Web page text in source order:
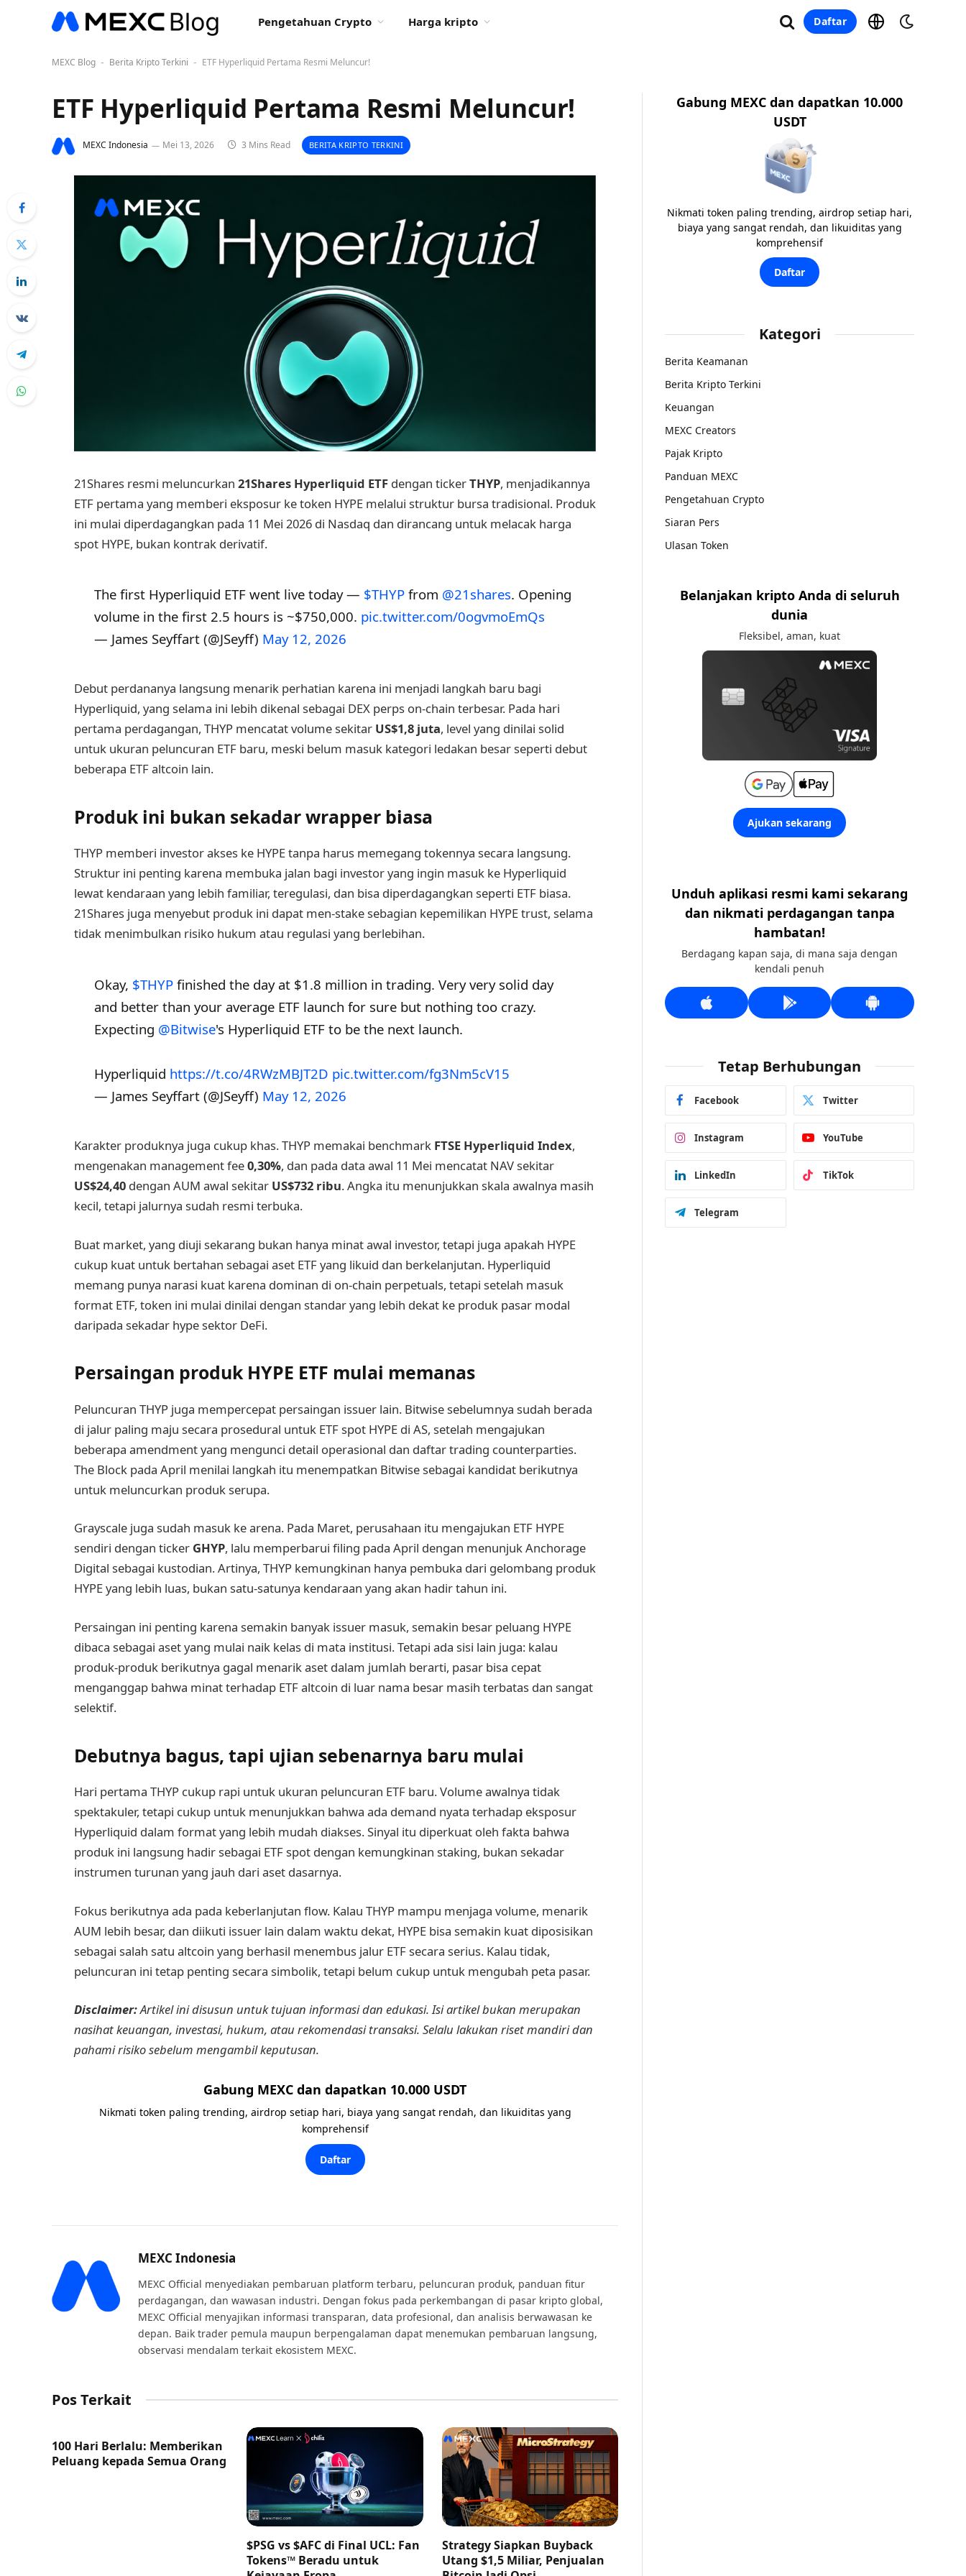
Pengetahuan Crypto Harga kripto Daftar
MEXC Blog - Berita Kripto Terkini - ETF Hyperliquid Pertama Resmi Meluncur!
ETF Hyperliquid Pertama Resmi Meluncur!
MEXC Indonesia Mei 13, 2026 3 Mins Read BERITA KRIPTO TERKINI
21Shares resmi meluncurkan 21Shares Hyperliquid ETF dengan tickerTHYP, menjadikannya
ETF pertama yang memberi eksposur ke token HYPE melalui struktur bursa tradisional. Produk
ini mulai diperdagangkan pada 11 Mei 2026 di Nasdaq dan dirancang untuk melacak harga
spot HYPE, bukan kontrak derivatif.
The first Hyperliquid ETF went live today — $THYPfrom @21shares. Opening
volume in the first 2.5 hours is ~$750,000. pic.twitter.com/0ogvmoEmQs
— James Seyffart (@JSeyff) May 12, 2026
Debut perdananya langsung menarik perhatian karena ini menjadi langkah baru bagi
Hyperliquid, yang selama ini lebih dikenal sebagai DEX perps on-chain terbesar. Pada hari
pertama perdagangan, THYP mencatat volume sekitar US$1,8 juta, level yang dinilai solid
untuk ukuran peluncuran ETF baru, meski belum masuk kategori ledakan besar seperti debut
beberapa ETF altcoin lain.
Produk ini bukan sekadar wrapper biasa
THYP memberi investor akses ke HYPE tanpa harus memegang tokennya secara langsung.
Struktur ini penting karena membuka jalan bagi investor yang ingin masuk ke Hyperliquid
lewat kendaraan yang lebih familiar, teregulasi, dan bisa diperdagangkan seperti ETF biasa.
21Shares juga menyebut produk ini dapat men-stake sebagian kepemilikan HYPE trust, selama
tidak menimbulkan risiko hukum atau regulasi yang berlebihan.
Okay, $THYPfinished the day at $1.8 million in trading. Very very solid day
and better than your average ETF launch for sure but nothing too crazy.
Expecting @Bitwise's Hyperliquid ETF to be the next launch.
Hyperliquid https://t.co/4RWzMBJT2D pic.twitter.com/fg3Nm5cV15
— James Seyffart (@JSeyff) May 12, 2026
Karakter produknya juga cukup khas. THYP memakai benchmark FTSE Hyperliquid Index,
mengenakan management fee0,30%, dan pada data awal 11 Mei mencatat NAV sekitar
US$24,40 dengan AUM awal sekitar US$732 ribu. Angka itu menunjukkan skala awalnya masih
kecil, tetapi jalurnya sudah resmi terbuka.
Buat market, yang diuji sekarang bukan hanya minat awal investor, tetapi juga apakah HYPE
cukup kuat untuk bertahan sebagai aset ETF yang likuid dan berkelanjutan. Hyperliquid
memang punya narasi kuat karena dominan di on-chain perpetuals, tetapi setelah masuk
format ETF, token ini mulai dinilai dengan standar yang lebih dekat ke produk pasar modal
daripada sekadar hype sektor DeFi.
Persaingan produk HYPE ETF mulai memanas
Peluncuran THYP juga mempercepat persaingan issuer lain. Bitwise sebelumnya sudah berada
di jalur paling maju secara prosedural untuk ETF spot HYPE di AS, setelah mengajukan
beberapa amendment yang mengunci detail operasional dan daftar trading counterparties.
The Block pada April menilai langkah itu menempatkan Bitwise sebagai kandidat berikutnya
untuk meluncurkan produk serupa.
Grayscale juga sudah masuk ke arena. Pada Maret, perusahaan itu mengajukan ETF HYPE
sendiri dengan ticker GHYP, lalu memperbarui filing pada April dengan menunjuk Anchorage
Digital sebagai kustodian. Artinya, THYP kemungkinan hanya pembuka dari gelombang produk
HYPE yang lebih luas, bukan satu-satunya kendaraan yang akan hadir tahun ini.
Persaingan ini penting karena semakin banyak issuer masuk, semakin besar peluang HYPE
dibaca sebagai aset yang mulai naik kelas di mata institusi. Tetapi ada sisi lain juga: kalau
produk-produk berikutnya gagal menarik aset dalam jumlah berarti, pasar bisa cepat
menganggap bahwa minat terhadap ETF altcoin di luar nama besar masih terbatas dan sangat
selektif.
Debutnya bagus, tapi ujian sebenarnya baru mulai
Hari pertama THYP cukup rapi untuk ukuran peluncuran ETF baru. Volume awalnya tidak
spektakuler, tetapi cukup untuk menunjukkan bahwa ada demand nyata terhadap eksposur
Hyperliquid dalam format yang lebih mudah diakses. Sinyal itu diperkuat oleh fakta bahwa
produk ini langsung hadir sebagai ETF spot dengan kemungkinan staking, bukan sekadar
instrumen turunan yang jauh dari aset dasarnya.
Fokus berikutnya ada pada keberlanjutan flow. Kalau THYP mampu menjaga volume, menarik
AUM lebih besar, dan diikuti issuer lain dalam waktu dekat, HYPE bisa semakin kuat diposisikan
sebagai salah satu altcoin yang berhasil menembus jalur ETF secara serius. Kalau tidak,
peluncuran ini tetap penting secara simbolik, tetapi belum cukup untuk mengubah peta pasar.
Disclaimer:Artikel ini disusun untuk tujuan informasi dan edukasi. Isi artikel bukan merupakan
nasihat keuangan, investasi, hukum, atau rekomendasi transaksi. Selalu lakukan riset mandiri dan
pahami risiko sebelum mengambil keputusan.
Gabung MEXC dan dapatkan 10.000 USDT
Nikmati token paling trending, airdrop setiap hari, biaya yang sangat rendah, dan likuiditas yang
komprehensif
Daftar
MEXC Indonesia
MEXC Official menyediakan pembaruan platform terbaru, peluncuran produk, panduan fitur
perdagangan, dan wawasan industri. Dengan fokus pada perkembangan di pasar kripto global,
MEXC Official menyajikan informasi transparan, data profesional, dan analisis berwawasan ke
depan. Baik trader pemula maupun berpengalaman dapat menemukan pembaruan langsung,
observasi mendalam terkait ekosistem MEXC.
Pos Terkait
100 Hari Berlalu: Memberikan
Peluang kepada Semua Orang
$PSG vs $AFC di Final UCL: Fan
Tokens™ Beradu untuk
Strategy Siapkan Buyback
Utang $1,5 Miliar, Penjualan
Gabung MEXC dan dapatkan 10.000
USDT
Nikmati token paling trending, airdrop setiap hari,
biaya yang sangat rendah, dan likuiditas yang
komprehensif
Daftar
Kategori
Berita Keamanan
Berita Kripto Terkini
Keuangan
MEXC Creators
Pajak Kripto
Panduan MEXC
Pengetahuan Crypto
Siaran Pers
Ulasan Token
Belanjakan kripto Anda di seluruh
dunia
Fleksibel, aman, kuat
Ajukan sekarang
Unduh aplikasi resmi kami sekarang
dan nikmati perdagangan tanpa
hambatan!
Berdagang kapan saja, di mana saja dengan
kendali penuh
Tetap Berhubungan
Facebook Twitter
Instagram YouTube
LinkedIn TikTok
Telegram